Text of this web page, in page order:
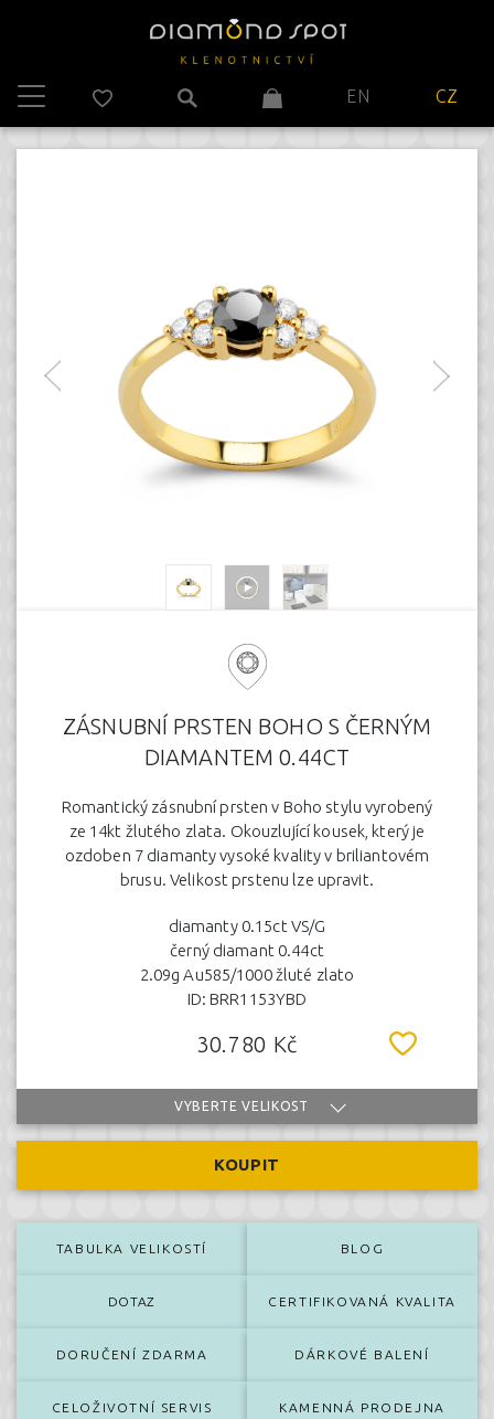
EN CZ
ZÁSNUBNÍ PRSTEN BOHO S ČERNÝM
DIAMANTEM 0.44CT
Romantický zásnubní prsten v Boho stylu vyrobený
ze 14kt žlutého zlata. Okouzlující kousek, který je
ozdoben 7 diamanty vysoké kvality v briliantovém
brusu. Velikost prstenu lze upravit.
diamanty 0.15ct VS/G
černý diamant 0.44ct
2.09g Au585/1000 žluté zlato
ID: BRR1153YBD
30.780 Kč
VYBERTE VELIKOST
KOUPIT
TABULKA VELIKOSTÍ BLOG
DOTAZ CERTIFIKOVANÁ KVALITA
DORUČENÍ ZDARMA DÁRKOVÉ BALENÍ
CELOŽIVOTNÍ SERVIS KAMENNÁ PRODEJNA